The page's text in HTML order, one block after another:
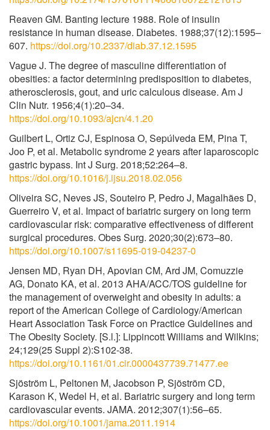
Reaven GM. Banting lecture 1988. Role of insulin
resistance in human disease. Diabetes. 1988;37(12):1595–
607. https://doi.org/10.2337/diab.37.12.1595
Vague J. The degree of masculine differentiation of
obesities: a factor determining predisposition to diabetes,
atherosclerosis, gout, and uric calculous disease. Am J
Clin Nutr. 1956;4(1):20–34.
https://doi.org/10.1093/ajcn/4.1.20
Guilbert L, Ortiz CJ, Espinosa O, Sepúlveda EM, Pina T,
Joo P, et al. Metabolic syndrome 2 years after laparoscopic
gastric bypass. Int J Surg. 2018;52:264–8.
https://doi.org/10.1016/j.ijsu.2018.02.056
Oliveira SC, Neves JS, Souteiro P, Pedro J, Magalhães D,
Guerreiro V, et al. Impact of bariatric surgery on long term
cardiovascular risk: comparative effectiveness of different
surgical procedures. Obes Surg. 2020;30(2):673–80.
https://doi.org/10.1007/s11695-019-04237-0
Jensen MD, Ryan DH, Apovian CM, Ard JM, Comuzzie
AG, Donato KA, et al. 2013 AHA/ACC/TOS guideline for
the management of overweight and obesity in adults: a
report of the American College of Cardiology/American
Heart Association Task Force on Practice Guidelines and
The Obesity Society. [S.l.]: Lippincott Williams and Wilkins;
24;129(25 Suppl 2):S102-38.
https://doi.org/10.1161/01.cir.0000437739.71477.ee
Sjöström L, Peltonen M, Jacobson P, Sjöström CD,
Karason K, Wedel H, et al. Bariatric surgery and long term
cardiovascular events. JAMA. 2012;307(1):56–65.
https://doi.org/10.1001/jama.2011.1914